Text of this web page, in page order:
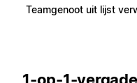
Teamgenoot uit lijst